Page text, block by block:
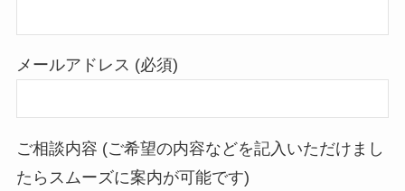
メールアドレス (必須)
ご相談内容 (ご希望の内容などを記入いただけまし
たらスムーズに案内が可能です)